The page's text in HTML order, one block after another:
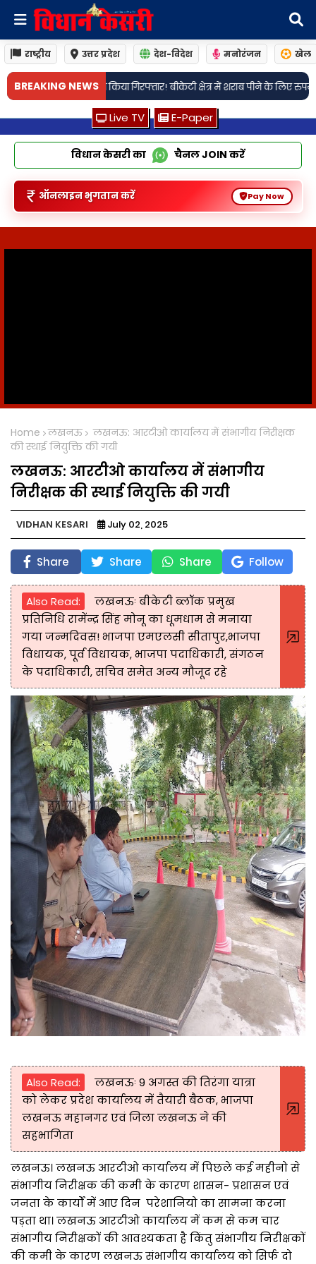
राष्ट्रीय उत्तर प्रदेश देश-विदेश मनोरंजन खेल
BREAKING NEWS
क्षेत्र में शराब पीने के लिए रुपये मांगने को लेकर हुए था विवाद• लखनऊ: सैरपुर
Live TV E-Paper
विधान केसरी का चैनलJOIN करें
ऑनलाइन भुगतान करें Pay Now
Home लखनऊ
लखनऊ: आरटीओ कार्यालय में संभागीय निरीक्षक
की स्थाई नियुक्ति की गयी
लखनऊ: आरटीओ कार्यालय में संभागीय
निरीक्षक की स्थाई नियुक्ति की गयी
VIDHAN KESARI July 02, 2025
Share Share Share Follow
Also Read:
लखनऊः बीकेटी ब्लॉक प्रमुख
प्रतिनिधि रामेंन्द्र सिंह मोनू का धूमधाम से मनाया
गया जन्मदिवस! भाजपा एमएलसी सीतापुर,भाजपा
विधायक, पूर्व विधायक, भाजपा पदाधिकारी, संगठन
के पदाधिकारी, सचिव समेत अन्य मौजूद रहे
Also Read:
लखनऊः 9 अगस्त की तिरंगा यात्रा
को लेकर प्रदेश कार्यालय में तैयारी बैठक, भाजपा
लखनऊ महानगर एवं जिला लखनऊ ने की
सहभागिता
लखनऊ। लखनऊ आरटीओ कार्यालय में पिछले कई महीनो से
संभागीय निरीक्षक की कमी के कारण शासन- प्रशासन एवं
जनता के कार्यों में आए दिन परेशानियो का सामना करना
पड़ता था। लखनऊ आरटीओ कार्यालय में कम से कम चार
संभागीय निरीक्षकों की आवश्यकता है किंतु संभागीय निरीक्षकों
की कमी के कारण लखनऊ संभागीय कार्यालय को सिर्फ दो